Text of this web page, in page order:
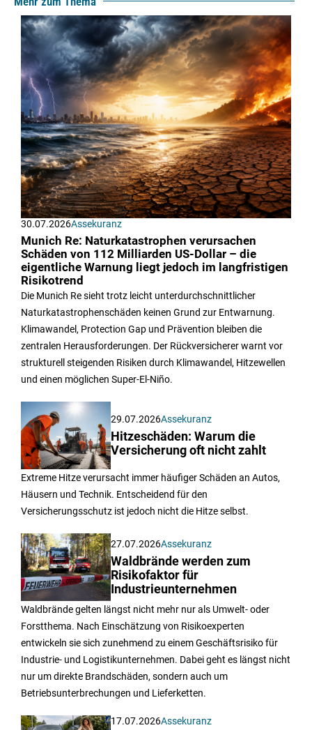
30.07.2026Assekuranz
Munich Re: Naturkatastrophen verursachen
Schäden von 112 Milliarden US-Dollar – die
eigentliche Warnung liegt jedoch im langfristigen
Risikotrend
Die Munich Re sieht trotz leicht unterdurchschnittlicher
Naturkatastrophenschäden keinen Grund zur Entwarnung.
Klimawandel, Protection Gap und Prävention bleiben die
zentralen Herausforderungen. Der Rückversicherer warnt vor
strukturell steigenden Risiken durch Klimawandel, Hitzewellen
und einen möglichen Super-El-Niño.
29.07.2026Assekuranz
Hitzeschäden: Warum die
Versicherung oft nicht zahlt
Extreme Hitze verursacht immer häufiger Schäden an Autos,
Häusern und Technik. Entscheidend für den
Versicherungsschutz ist jedoch nicht die Hitze selbst.
27.07.2026Assekuranz
Waldbrände werden zum
Risikofaktor für
Industrieunternehmen
Waldbrände gelten längst nicht mehr nur als Umwelt- oder
Forstthema. Nach Einschätzung von Risikoexperten
entwickeln sie sich zunehmend zu einem Geschäftsrisiko für
Industrie- und Logistikunternehmen. Dabei geht es längst nicht
nur um direkte Brandschäden, sondern auch um
Betriebsunterbrechungen und Lieferketten.
17.07.2026Assekuranz